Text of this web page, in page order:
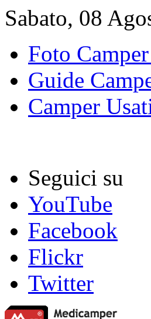
Sabato, 08
Foto
Guide
Camper
Seguici su
YouTube
Facebook
Flickr
Twitter